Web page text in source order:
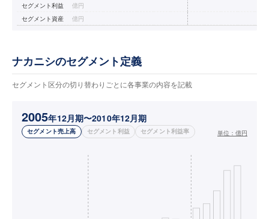
セグメント利益
億円
セグメント資産
億円
ナカニシのセグメント定義
セグメント区分の切り替わりごとに各事業の内容を記載
2005年12月期〜2010年12月期
セグメント売上高 セグメント利益 セグメント利益率 単位： 億円